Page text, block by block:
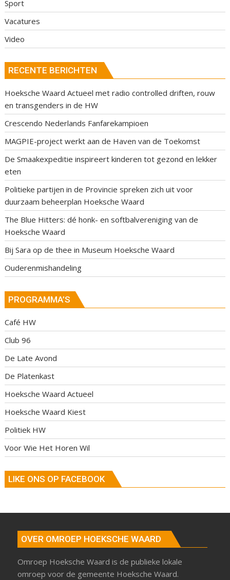
Sport
Vacatures
Video
RECENTE BERICHTEN
Hoeksche Waard Actueel met radio controlled driften, rouw
en transgenders in de HW
Crescendo Nederlands Fanfarekampioen
MAGPIE-project werkt aan de Haven van de Toekomst
De Smaakexpeditie inspireert kinderen tot gezond en lekker
eten
Politieke partijen in de Provincie spreken zich uit voor
duurzaam beheerplan Hoeksche Waard
The Blue Hitters: dé honk- en softbalvereniging van de
Hoeksche Waard
Bij Sara op de thee in Museum Hoeksche Waard
Ouderenmishandeling
PROGRAMMA’S
Café HW
Club 96
De Late Avond
De Platenkast
Hoeksche Waard Actueel
Hoeksche Waard Kiest
Politiek HW
Voor Wie Het Horen Wil
LIKE ONS OP FACEBOOK
OVER OMROEP HOEKSCHE WAARD
Omroep Hoeksche Waard is de publieke lokale
omroep voor de gemeente Hoeksche Waard.